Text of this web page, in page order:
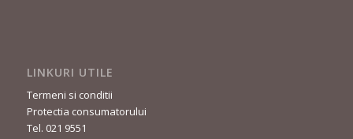
LINKURI UTILE
Termeni si conditii
Protectia consumatorului
Tel. 021 9551